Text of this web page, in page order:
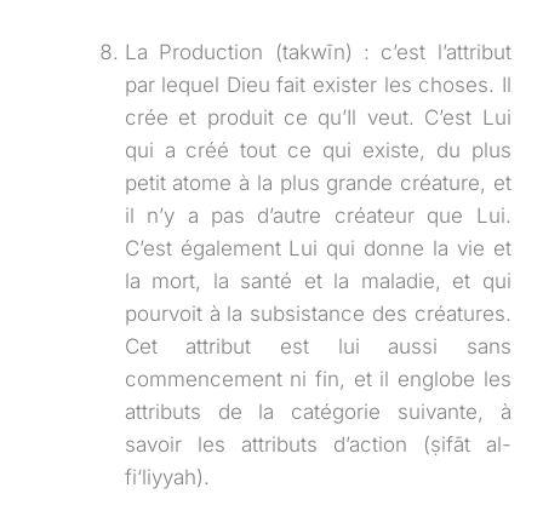
La Production (takwīn) : c’est l’attribut
par lequel Dieu fait exister les choses. Il
crée et produit ce qu’Il veut. C’est Lui
qui a créé tout ce qui existe, du plus
petit atome à la plus grande créature, et
il n’y a pas d’autre créateur que Lui.
C’est également Lui qui donne la vie et
la mort, la santé et la maladie, et qui
pourvoit à la subsistance des créatures.
Cet attribut est lui aussi sans
commencement ni fin, et il englobe les
attributs de la catégorie suivante, à
savoir les attributs d’action (ṣifāt al-
fi‘liyyah).